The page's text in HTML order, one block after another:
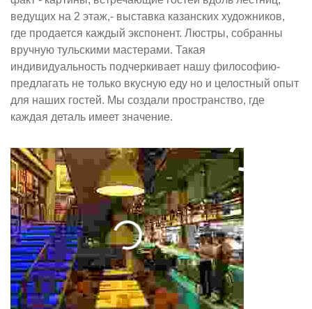
ведущих на 2 этаж,- выставка казанских художников,
где продается каждый экспонент. Люстры, собранны
вручную тульскими мастерами. Такая
индивидуальность подчеркивает нашу философию-
предлагать не только вкусную еду но и целостный опыт
для наших гостей. Мы создали пространство, где
каждая деталь имеет значение.